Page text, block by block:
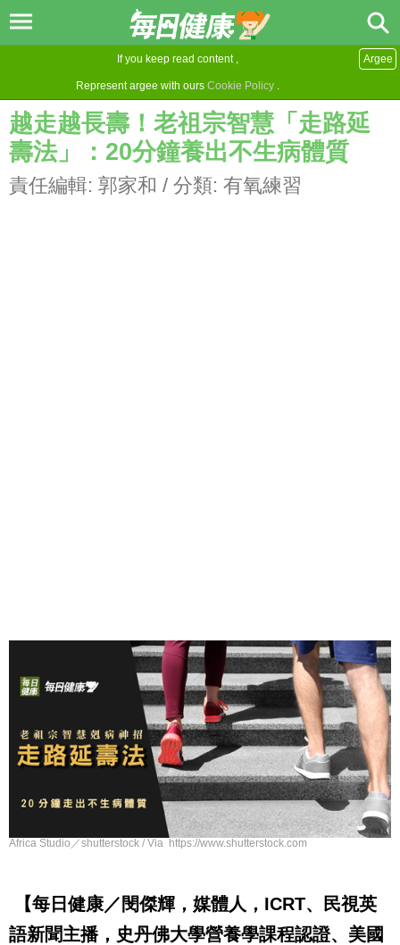
If you keep read content ,
Represent argee with ours Cookie Policy .
Argee
越走越長壽！老祖宗智慧「走路延
壽法」：20分鐘養出不生病體質
責任編輯: 郭家和 / 分類: 有氧練習
Africa Studio／shutterstock / Via https://www.shutterstock.com
【每日健康／閔傑輝，媒體人，ICRT、民視英
語新聞主播，史丹佛大學營養學課程認證、美國